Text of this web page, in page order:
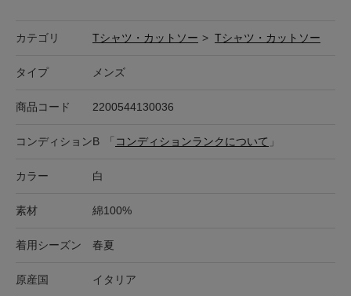
カテゴリ Tシャツ・カットソー > Tシャツ・カットソー
タイプ メンズ
商品コード 2200544130036
コンディションB 「 コンディションランクについて 」
カラー 白
素材 綿100%
着用シーズン 春夏
原産国 イタリア